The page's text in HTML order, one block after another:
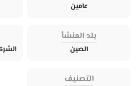
عامين
بلد المنشأ
الصين
التصنيف